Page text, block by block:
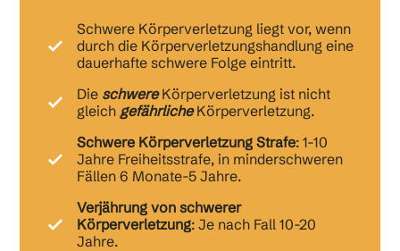
Schwere Körperverletzung liegt vor, wenn
durch die Körperverletzungshandlung eine
dauerhafte schwere Folge eintritt.
Die schwereKörperverletzung ist nicht
gleich gefährlicheKörperverletzung.
Schwere Körperverletzung Strafe: 1-10
Jahre Freiheitsstrafe, in minderschweren
Fällen 6 Monate-5 Jahre.
Verjährung von schwerer
Körperverletzung: Je nach Fall 10-20
Jahre.